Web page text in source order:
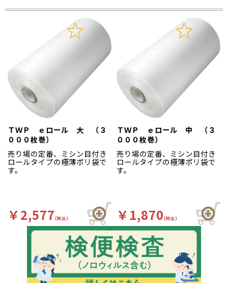
ＴＷＰ ｅロール 大 （３
０００枚巻）
売り場の定番、ミシン目付き
ロールタイプの極薄ポリ袋で
す。
￥2,577(税込)
ＴＷＰ ｅロール 中 （３
０００枚巻）
売り場の定番、ミシン目付き
ロールタイプの極薄ポリ袋で
す。
￥1,870(税込)